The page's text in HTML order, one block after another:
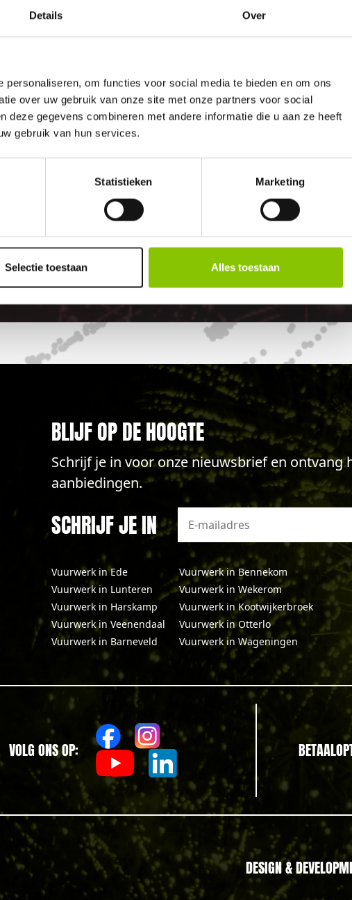
Details Over
om functies voor social media te bieden en om ons
over uw gebruik van onze site met onze partners voor social
deze gegevens combineren met andere informatie die u aan ze heeft
gebruik van hun services.
Statistieken Marketing
Selectie toestaan Alles toestaan
GARANTIE
is, storten wij de betaalde bedragen
BLIJF OP DE HOOGTE
Schrijf je in voor onze nieuwsbrief en ontvang
aanbiedingen.
SCHRIJF JE IN
Vuurwerk in Ede
Vuurwerk in Bennekom
Vuurwerk in Lunteren
Vuurwerk in Wekerom
Vuurwerk in Harskamp
Vuurwerk in Kootwijkerbroek
Vuurwerk in Veenendaal
Vuurwerk in Otterlo
Vuurwerk in Barneveld
Vuurwerk in Wageningen
VOLG ONS OP:
DESIGN &